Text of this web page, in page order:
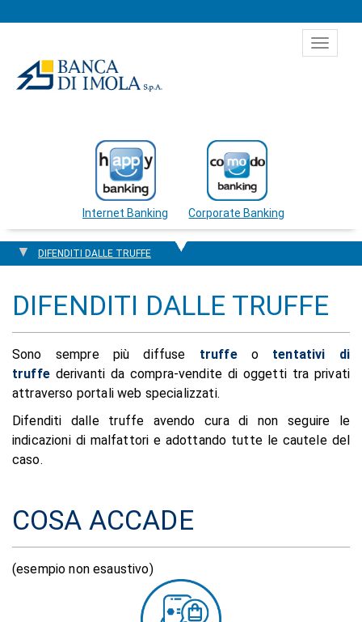
Toggle
Internet Banking Corporate Banking
DIFENDITI DALLE TRUFFE
DIFENDITI DALLE TRUFFE
Sono sempre più diffuse truffeo tentativi di
truffederivanti da compra-vendite di oggetti tra privati
attraverso portali web specializzati.
Difenditi dalle truffe avendo cura di non seguire le
indicazioni di malfattori e adottando tutte le cautele del
caso.
COSA ACCADE
(esempio non esaustivo)